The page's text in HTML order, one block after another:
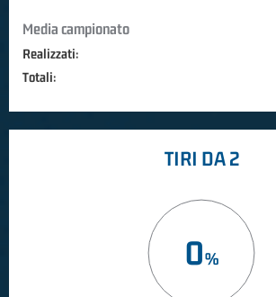
Media campionato
Realizzati:
Totali:
TIRI DA 2
0